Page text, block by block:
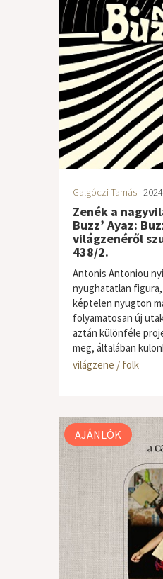
Galgóczi Tamás|
Zenék a
Buzz’ Ayaz:
világzenéről
438/2.
Antonis Antoniou
nyughatatlan figura,
képtelen nyugton
folyamatosan új
aztán különféle
meg, általában
világzene / folk
AJÁNLÓK